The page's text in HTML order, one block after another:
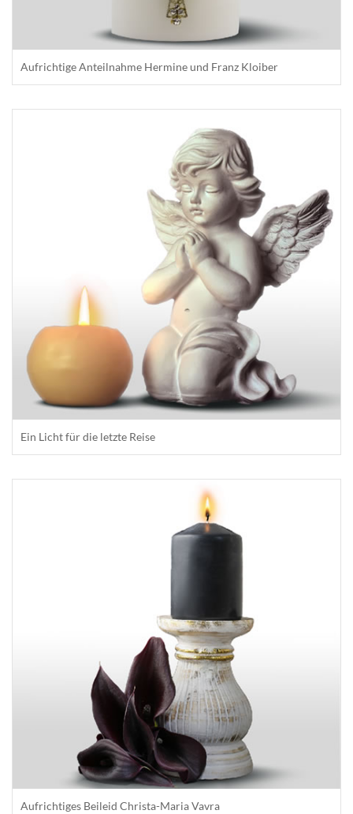
Aufrichtige Anteilnahme Hermine und Franz Kloiber
Ein Licht für die letzte Reise
Aufrichtiges Beileid Christa-Maria Vavra